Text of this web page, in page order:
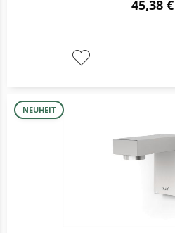
45,38
NEUHEIT